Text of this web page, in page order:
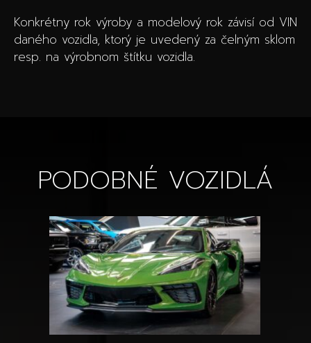
Konkrétny rok výroby a modelový rok závisí od VIN
daného vozidla, ktorý je uvedený za čelným sklom
resp. na výrobnom štítku vozidla.
PODOBNÉ VOZIDLÁ